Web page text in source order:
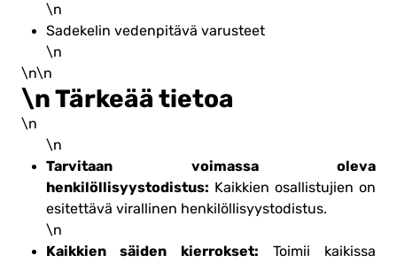
\n
Sadekelin vedenpitävä varusteet
\n
\n\n
\n Tärkeää tietoa
\n
\n
Tarvitaan voimassa oleva
henkilöllisyystodistus: Kaikkien osallistujien on
esitettävä virallinen henkilöllisyystodistus.
\n
Kaikkien säiden kierrokset: Toimii kaikissa